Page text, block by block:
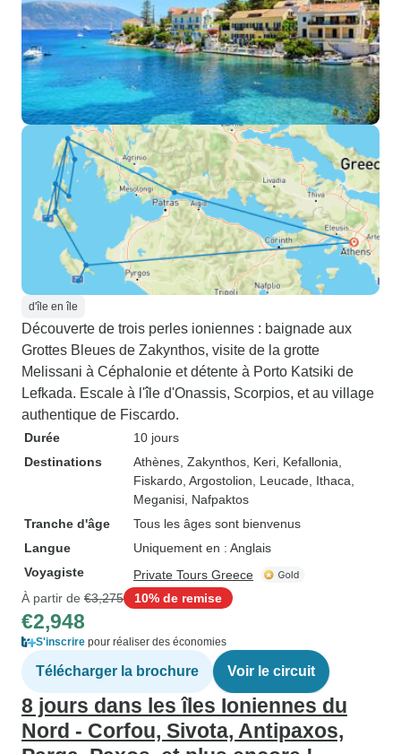
d'île en île
Découverte de trois perles ioniennes : baignade aux
Grottes Bleues de Zakynthos, visite de la grotte
Melissani à Céphalonie et détente à Porto Katsiki de
Lefkada. Escale à l'île d'Onassis, Scorpios, et au village
authentique de Fiscardo.
Durée
10 jours
Destinations
Athènes , Zakynthos , Keri , Kefallonia
Fiskardo , Argostolion , Leucade , Ithaca
Meganisi , Nafpaktos
Tranche d'âge
Tous les âges sont bienvenus
Langue
Uniquement en : Anglais
Voyagiste
Private Tours Greece
À partir de €3,275 10% de remise
€2,948
S'inscrire pour réaliser des économies
Télécharger la brochure Voir le circuit
8 jours dans les îles Ioniennes du
Nord - Corfou, Sivota, Antipaxos,